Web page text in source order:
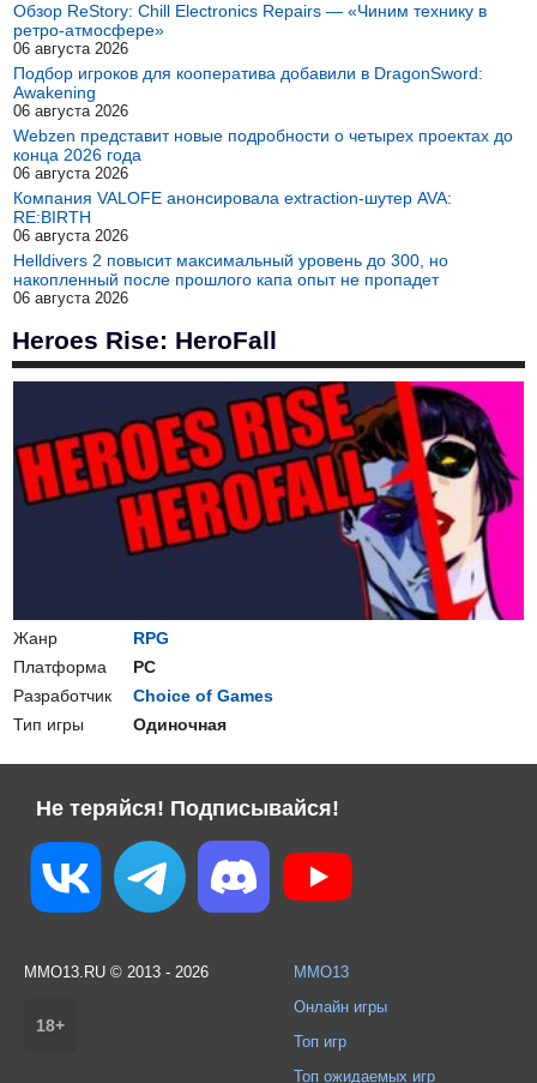
Обзор ReStory: Chill Electronics Repairs — «Чиним технику в
ретро-атмосфере»
06 августа 2026
Подбор игроков для кооператива добавили в DragonSword:
Awakening
06 августа 2026
Webzen представит новые подробности о четырех проектах до
конца 2026 года
06 августа 2026
Компания VALOFE анонсировала extraction-шутер AVA:
RE:BIRTH
06 августа 2026
Helldivers 2 повысит максимальный уровень до 300, но
накопленный после прошлого капа опыт не пропадет
06 августа 2026
Heroes Rise: HeroFall
Жанр
RPG
Платформа
PC
Разработчик
Choice of Games
Тип игры
Одиночная
Не теряйся! Подписывайся!
MMO13.RU © 2013 - 2026
18+
MMO13
Онлайн игры
Топ игр
Топ ожидаемых игр